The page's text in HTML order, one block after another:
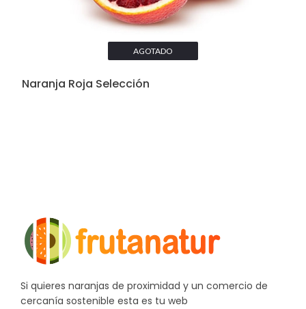
AGOTADO
Naranja Roja Selección
Si quieres naranjas de proximidad y un comercio de
cercanía sostenible esta es tu web